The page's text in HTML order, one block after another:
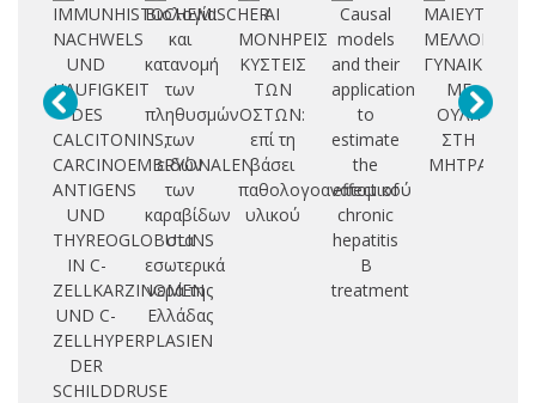
IMMUNHISTOCHEMISCHER
NACHWELS
UND
HAUFIGKEIT
DES
CALCITONINS,
CARCINOEMBRYONALEN
ANTIGENS
UND
THYREOGLOBULINS
IN C-
ZELLKARZINOMEN
UND C-
ZELLHYPERPLASIEN
DER
SCHILDDRUSE
Βιολογία
και
κατανομή
των
πληθυσμών
των
ειδών
των
καραβίδων
στα
εσωτερικά
νερά της
Ελλάδας
ΑΙ
ΜΟΝΗΡΕΙΣ
ΚΥΣΤΕΙΣ
ΤΩΝ
ΟΣΤΩΝ:
επί τη
βάσει
παθολογοανατομικού
υλικού
Causal
models
and their
application
to
estimate
the
effect of
chronic
hepatitis
B
treatment
ΜΑΙΕΥΤΙΚΟΝ
ΜΕΛΛΟΝ
ΓΥΝΑΙΚΩΝ
ΜΕ
ΟΥΛΗ
ΣΤΗ
ΜΗΤΡΑ